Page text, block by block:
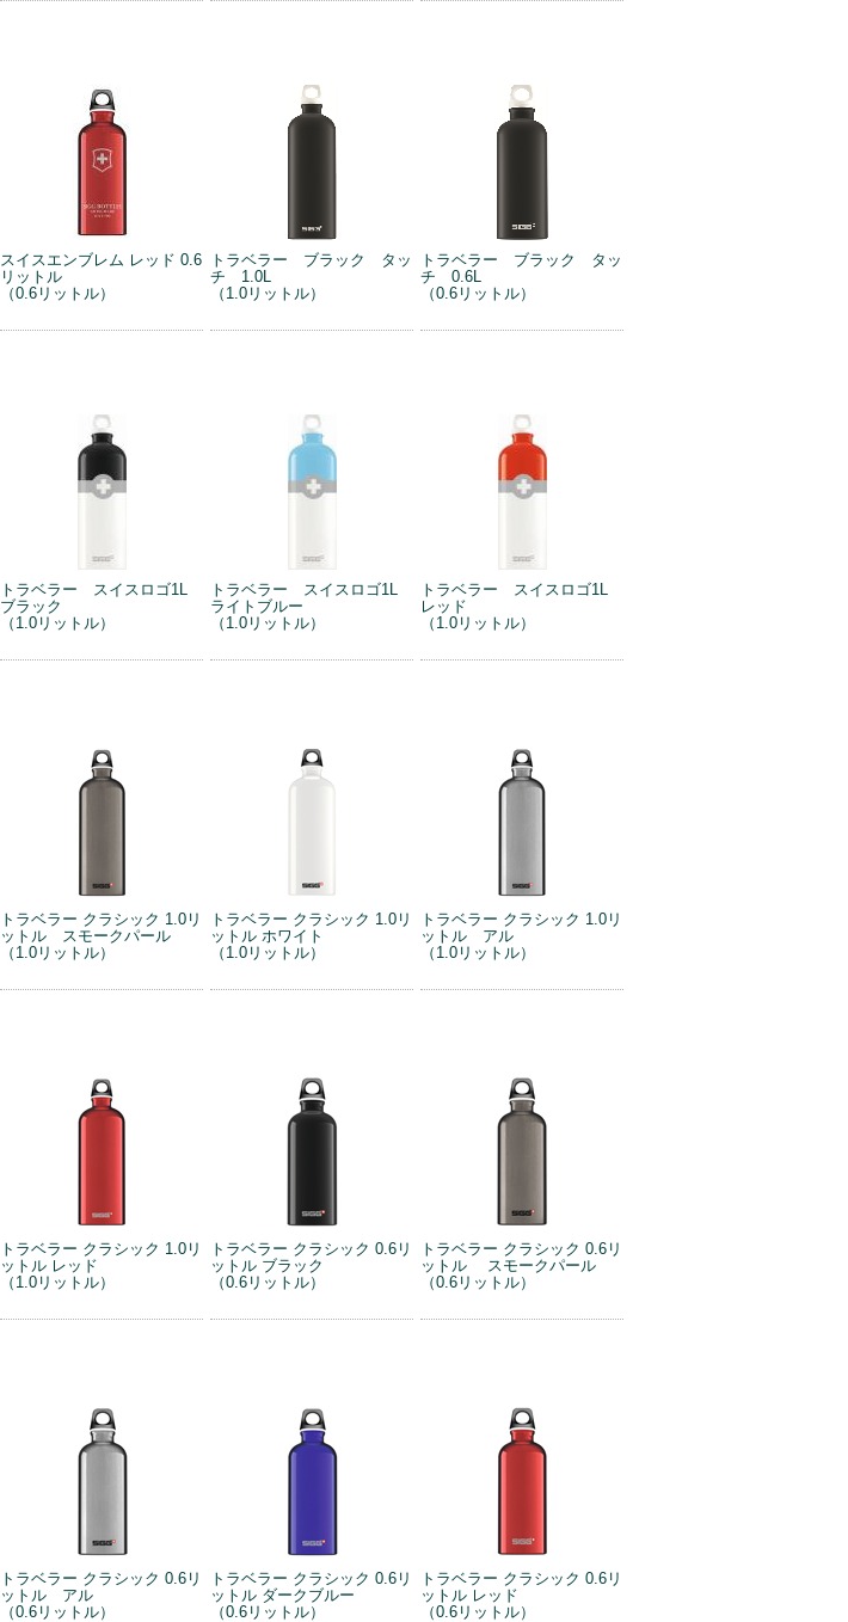
スイスエンブレム レッド 0.6
リットル
（0.6リットル）
トラベラー ブラック タッ
チ 1.0L
（1.0リットル）
トラベラー ブラック タッ
チ 0.6L
（0.6リットル）
トラベラー スイスロゴ1L
ブラック
（1.0リットル）
トラベラー スイスロゴ1L
ライトブルー
（1.0リットル）
トラベラー スイスロゴ1L
レッド
（1.0リットル）
トラベラー クラシック 1.0リ
ットル スモークパール
（1.0リットル）
トラベラー クラシック 1.0リ
ットル ホワイト
（1.0リットル）
トラベラー クラシック 1.0リ
ットル アル
（1.0リットル）
トラベラー クラシック 1.0リ
ットル レッド
（1.0リットル）
トラベラー クラシック 0.6リ
ットル ブラック
（0.6リットル）
トラベラー クラシック 0.6リ
ットル スモークパール
（0.6リットル）
トラベラー クラシック 0.6リ
ットル アル
（0.6リットル）
トラベラー クラシック 0.6リ
ットル ダークブルー
（0.6リットル）
トラベラー クラシック 0.6リ
ットル レッド
（0.6リットル）